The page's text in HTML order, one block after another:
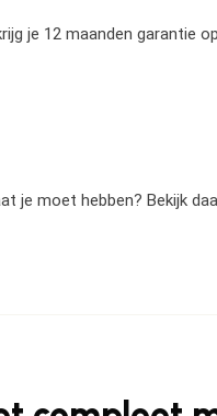
je 12 maanden garantie
je moet hebben? Bekijk